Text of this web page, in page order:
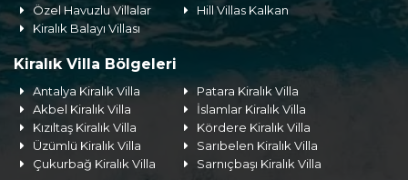
Özel Havuzlu Villalar
Hill Villas Kalkan
Kiralık Balayı Villası
Kiralık Villa Bölgeleri
Antalya Kiralık Villa
Patara Kiralık Villa
Akbel Kiralık Villa
İslamlar Kiralık Villa
Kızıltaş Kiralık Villa
Kördere Kiralık Villa
Üzümlü Kiralık Villa
Sarıbelen Kiralık Villa
Çukurbağ Kiralık Villa
Sarnıçbaşı Kiralık Villa